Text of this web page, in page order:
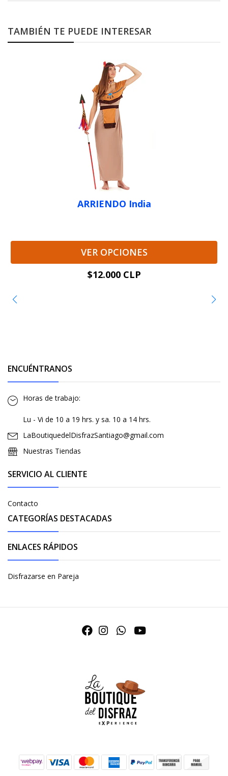
TAMBIÉN TE PUEDE INTERESAR
ARRIENDO India
VER OPCIONES
$12.000 CLP
ENCUÉNTRANOS
Horas de trabajo:
Lu - Vi de 10 a 19 hrs. y sa. 10 a 14 hrs.
LaBoutiquedelDisfrazSantiago@gmail.com
Nuestras Tiendas
SERVICIO AL CLIENTE
Contacto
CATEGORÍAS DESTACADAS
ENLACES RÁPIDOS
Disfrazarse en Pareja